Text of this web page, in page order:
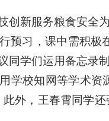
创新服务粮食安全
预习，课中需积
同学们运用备忘录
学校知网等学术
外，王春霄同学